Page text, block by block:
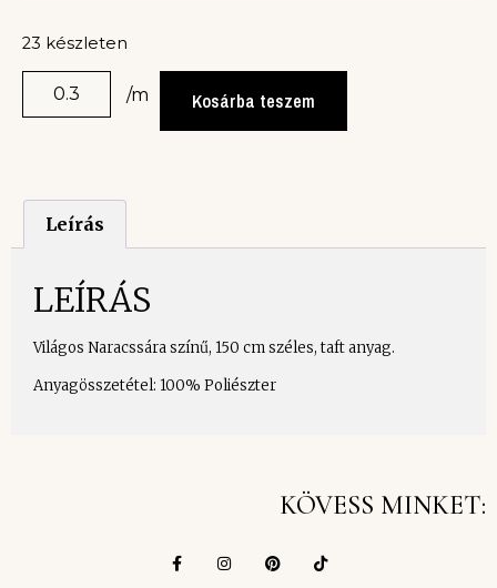
23 készleten
/m Kosárba teszem
Leírás
LEÍRÁS
Világos Naracssára színű, 150 cm széles, taft anyag.
Anyagösszetétel: 100% Poliészter
KÖVESS MINKET: